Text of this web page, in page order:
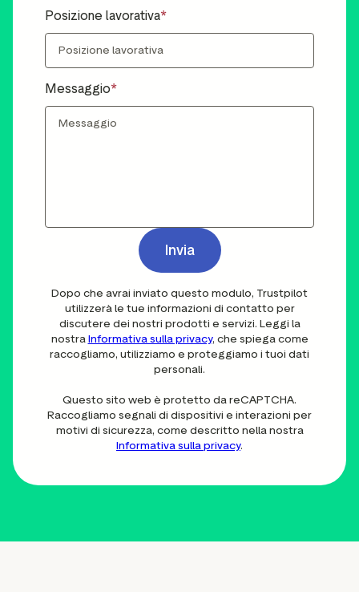
Posizione lavorativa
Messaggio
Invia
Dopo che avrai inviato questo modulo, Trustpilot
utilizzerà le tue informazioni di contatto per
discutere dei nostri prodotti e servizi. Leggi la
nostraInformativa sulla privacy, che spiega come
raccogliamo, utilizziamo e proteggiamo i tuoi dati
personali.
Questo sito web è protetto da reCAPTCHA.
Raccogliamo segnali di dispositivi e interazioni per
motivi di sicurezza, come descritto nella nostra
Informativa sulla privacy.